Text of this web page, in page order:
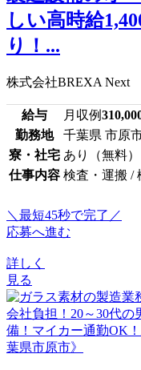
しい高時給
り！...
株式会社BREXA Next
給与 月収例
勤務地
千葉県 市原
寮・社宅 あり（無料）
仕事内容 検査・運搬 /
＼最短45秒で完了／
応募へ進む
詳しく
見る